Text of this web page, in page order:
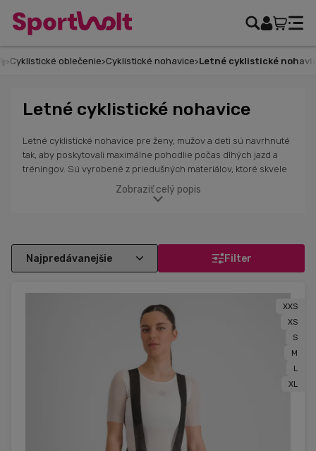
Cyklistické oblečenie Cyklistické nohavice Letné cyklistické nohavice
Letné cyklistické nohavice
Letné cyklistické nohavice pre ženy, mužov a deti sú navrhnuté
tak, aby poskytovali maximálne pohodlie počas dlhých jazd a
tréningov. Sú vyrobené z priedušných materiálov, ktoré skvele
odvádzajú pot a ich ploché švy zabezpečujú lepšiu
aerodynamiku a komfort. Tieto nohavice sú vhodné pre všetky
bezpečnosť. Vyber si z našej ponuky letných cyklistických
Zobraziť celý popis
Filter
XXS
XS
S
M
L
XL